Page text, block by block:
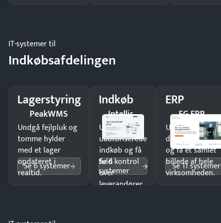
IT-systemer til
Indkøbsafdelingen
Lagerstyring
PeakWMS
Undgå fejlpluk og
tomme hylder
med et lager
opdateret i
realtid.
Se 6 systemer
Indkøb
Intellis
Undgå
uautoriserede
indkøb og få
fuld kontrol
over
leverandører
Se 6
systemer
ERP
EG ERP
Undgå
og få ét samlet
billede af hele
virksomheden.
Se 11 systemer